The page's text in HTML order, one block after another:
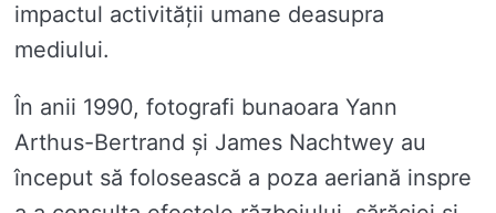
impactul activității umane deasupra
mediului.
În anii 1990, fotografi bunaoara Yann
Arthus-Bertrand și James Nachtwey au
început să folosească a poza aeriană inspre